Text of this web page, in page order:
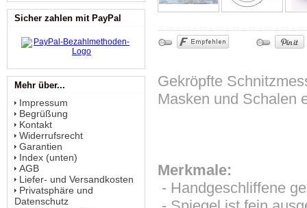
Gekröpfte
Masken und Schalen
Merkmale:
- Handgeschliffene
Sicher zahlen mit PayPal
Mehr über...
Impressum
Begrüßung
Kontakt
Widerrufsrecht
Garantien
Index (unten)
AGB
Liefer- und Versandkosten
Privatsphäre und
Datenschutz